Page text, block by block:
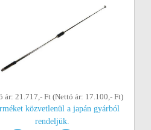
ár: 21.717,- Ft (Nettó ár: 17.100,- Ft)
közvetlenül a japán gyárból
rendeljük.